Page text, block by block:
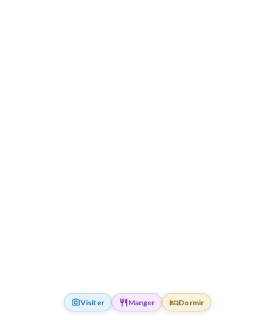
Visiter Manger Dormir